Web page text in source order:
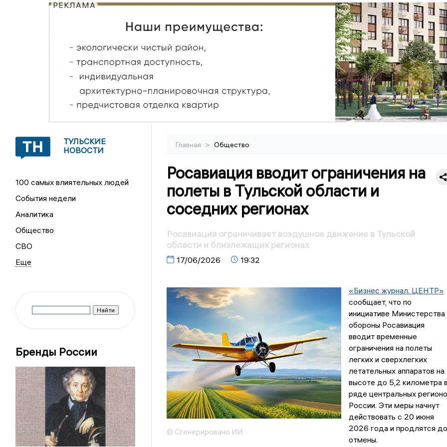
РЕКЛАМА
ТУЛЬСКИЕ
НОВОСТИ
100 самых влиятельных людей
События недели
Аналитика
Общество
СВО
Бренды России
Главная > Общество
Росавиация вводит ограничения на
полеты в Тульской области и
соседних регионах
Росавиация ограничивает воздушное движение в Тульской
области и близлежащих регионах
17/06/2026 19:32
© Сгенерировано ИИ
«Бизнес журнал. ЦЕНТР»
сообщает, что по
инициативе Министерства
обороны Росавиация
вводит временные
ограничения на полеты
легких и сверхлегких
летательных аппаратов на
высоте до 5,2 километра в
ряде центральных
России. Эти меры начнут
действовать с 20 июня
2026 года и продлятся до
отмены.